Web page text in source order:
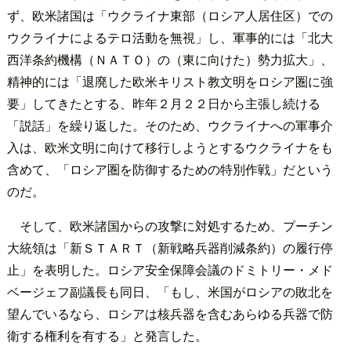
ず、欧米諸国は「ウクライナ東部（ロシア人居住区）での
ウクライナによるテロ活動を無視」し、軍事的には「北大
西洋条約機構（ＮＡＴＯ）の（東に向けた）勢力拡大」、
精神的には「退廃した欧米キリスト教文明をロシア圏に強
要」してきたとする、昨年２月２２日から主張し続ける
「説話」を繰り返した。そのため、ウクライナへの軍事介
入は、欧米文明に向けて移行しようとするウクライナをも
含めて、「ロシア圏を防御するための特別作戦」だという
のだ。
そして、欧米諸国からの攻撃に対処するため、プーチン
大統領は「新ＳＴＡＲＴ（新戦略兵器削減条約）の履行停
止」を表明した。ロシア安全保障会議のドミトリー・メド
ベージェフ副議長も同日、「もし、米国がロシアの敗北を
望んでいるなら、ロシアは核兵器を含むあらゆる兵器で防
衛する権利を有する」と発言した。